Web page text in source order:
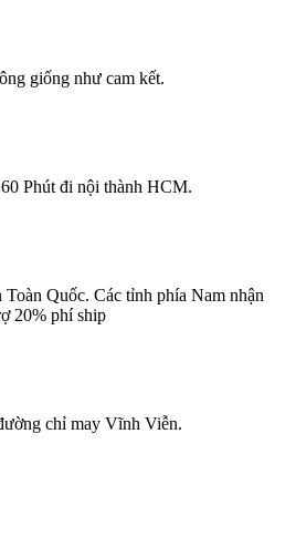
giống như cam kết.
Phút đi nội thành HCM.
Toàn Quốc. Các tỉnh phía Nam nhận
20% phí ship
chỉ may Vĩnh Viễn.